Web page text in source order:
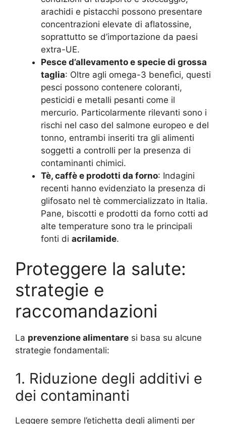
arachidi e pistacchi possono presentare
concentrazioni elevate di aflatossine,
soprattutto se d’importazione da paesi
extra-UE.
Pesce d’allevamento e specie di grossa
taglia: Oltre agli omega-3 benefìci, questi
pesci possono contenere coloranti,
pesticidi e metalli pesanti come il
mercurio. Particolarmente rilevanti sono i
rischi nel caso del salmone europeo e del
tonno, entrambi inseriti tra gli alimenti
soggetti a controlli per la presenza di
contaminanti chimici.
Tè, caffè e prodotti da forno: Indagini
recenti hanno evidenziato la presenza di
glifosato nel tè commercializzato in Italia.
Pane, biscotti e prodotti da forno cotti ad
alte temperature sono tra le principali
fonti di acrilamide.
Proteggere la salute:
strategie e
raccomandazioni
La prevenzione alimentare si basa su alcune
strategie fondamentali:
1. Riduzione degli additivi e
dei contaminanti
Leggere sempre l’etichetta degli alimenti per